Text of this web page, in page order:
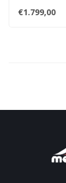
Satz für 7.4L
€1.799,00